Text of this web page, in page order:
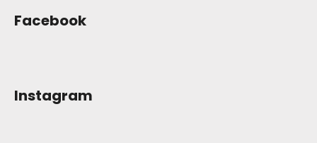
Facebook
Instagram